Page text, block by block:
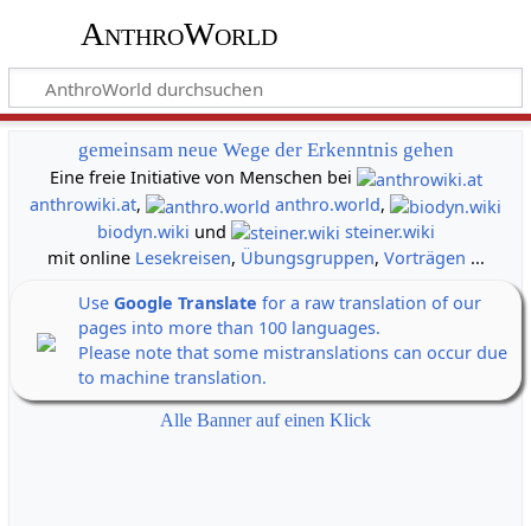
AnthroWorld
gemeinsam neue Wege der Erkenntnis gehen
Eine freie Initiative von Menschen bei
anthrowiki.at, anthro.world,
biodyn.wiki und
steiner.wiki
mit online Lesekreisen, Übungsgruppen, Vorträgen ...
Use Google Translate for a raw translation of our
pages into more than 100 languages.
Please note that some mistranslations can occur due
to machine translation.
Alle Banner auf einen Klick